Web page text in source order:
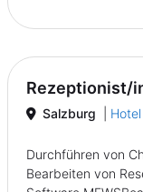
Rezeptionist/
Salzburg
Durchführen von
Bearbeiten von